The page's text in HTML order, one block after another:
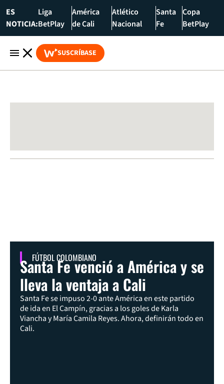
ES
NOTICIA:
Liga
BetPlay
América
de Cali
Atlético
Nacional
Santa
Fe
Copa
BetPlay
SUSCRÍBASE
FÚTBOL COLOMBIANO
Santa Fe venció a América y se
lleva la ventaja a Cali
Santa Fe se impuso 2-0 ante América en este partido
de ida en El Campín, gracias a los goles de Karla
Viancha y María Camila Reyes. Ahora, definirán todo en
Cali.